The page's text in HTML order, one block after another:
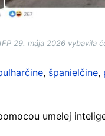
29. mája 2026 vybavila
, španielčine,
umelej